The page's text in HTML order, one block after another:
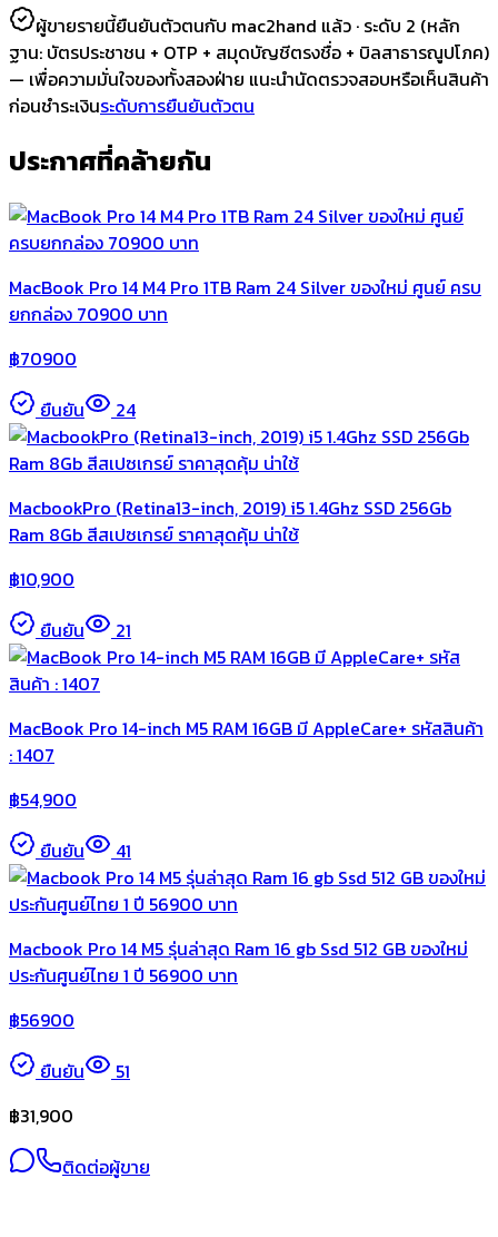
ผู้ขายรายนี้ยืนยันตัวตนกับ mac2hand แล้ว · ระดับ 2 (หลัก
ฐาน: บัตรประชาชน + OTP + สมุดบัญชีตรงชื่อ + บิลสาธารณูปโภค)
— เพื่อความมั่นใจของทั้งสองฝ่าย แนะนำนัดตรวจสอบหรือเห็นสินค้า
ก่อนชำระเงินระดับการยืนยันตัวตน
ประกาศที่คล้ายกัน
MacBook Pro 14 M4 Pro 1TB Ram 24 Silver ของใหม่ ศูนย์ ครบ
ยกกล่อง 70900 บาท
฿70900
ยืนยัน
24
MacbookPro (Retina13-inch, 2019) i5 1.4Ghz SSD 256Gb
Ram 8Gb สีสเปซเกรย์ ราคาสุดคุ้ม น่าใช้
฿10,900
ยืนยัน
21
MacBook Pro 14-inch M5 RAM 16GB มี AppleCare+ รหัสสินค้า
: 1407
฿54,900
ยืนยัน
41
Macbook Pro 14 M5 รุ่นล่าสุด Ram 16 gb Ssd 512 GB ของใหม่
ประกันศูนย์ไทย 1 ปี 56900 บาท
฿56900
ยืนยัน
51
฿31,900
ติดต่อผู้ขาย